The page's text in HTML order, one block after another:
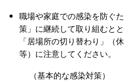
職場や家庭での感染を防ぐ
策」に継続して取り組むと
「居場所の切り替わり」（
等）に注意してください。
（基本的な感染対策）